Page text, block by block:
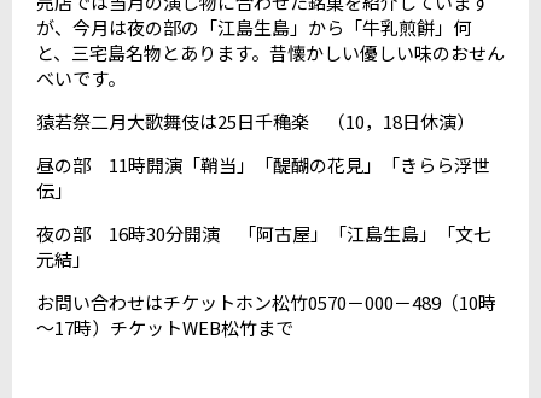
が、今月は夜の部の「江島生島」から「牛乳煎餅」何
と、三宅島名物とあります。昔懐かしい優しい味のおせん
べいです。
猿若祭二月大歌舞伎は25日千穐楽 （10，18日休演）
昼の部 11時開演「鞘当」「醍醐の花見」「きらら浮世
伝」
夜の部 16時30分開演 「阿古屋」「江島生島」「文七
元結」
お問い合わせはチケットホン松竹0570－000－489（10時
～17時）チケットWEB松竹まで